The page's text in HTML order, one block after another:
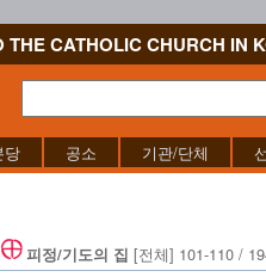
THE CATHOLIC CHURCH IN
당 공소 기관/단체
피정/기도의 집 [전체] 101-110 /